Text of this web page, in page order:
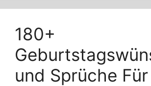
180+
und Sprüche